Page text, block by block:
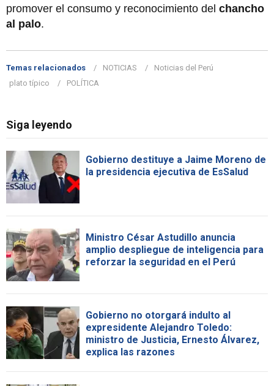
promover el consumo y reconocimiento del chancho
al palo.
Temas relacionados NOTICIAS
Noticias del Perú
plato típico
POLÍTICA
Siga leyendo
Gobierno destituye a Jaime Moreno de
la presidencia ejecutiva de EsSalud
Ministro César Astudillo anuncia
amplio despliegue de inteligencia para
reforzar la seguridad en el Perú
Gobierno no otorgará indulto al
expresidente Alejandro Toledo:
ministro de Justicia, Ernesto Álvarez,
explica las razones